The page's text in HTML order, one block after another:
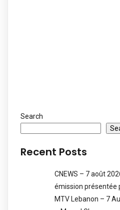
Search
Recent Posts
CNEWS – 7 août
émission présentée
MTV Lebanon – 7